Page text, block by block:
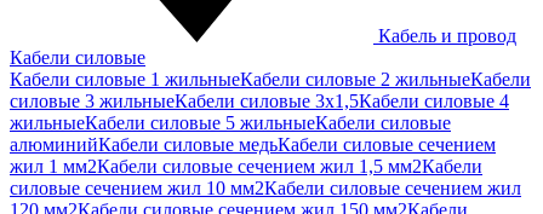
Кабель и провод
Кабели силовые
Кабели силовые 1 жильныеКабели силовые 2 жильныеКабели
силовые 3 жильныеКабели силовые 3х1,5Кабели силовые 4
жильныеКабели силовые 5 жильныеКабели силовые
алюминийКабели силовые медьКабели силовые сечением
жил 1 мм2Кабели силовые сечением жил 1,5 мм2Кабели
силовые сечением жил 10 мм2Кабели силовые сечением жил
120 мм2Кабели силовые сечением жил 150 мм2Кабели